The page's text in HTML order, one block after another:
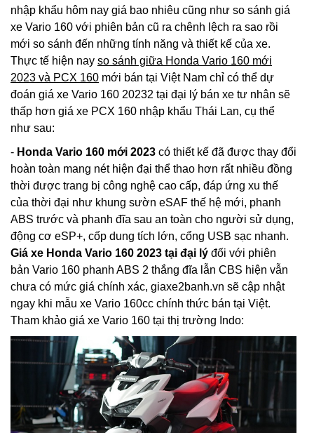
nhập khẩu hôm nay giá bao nhiêu cũng như so sánh giá
xe Vario 160 với phiên bản cũ ra chênh lệch ra sao rồi
mới so sánh đến những tính năng và thiết kế của xe.
Thực tế hiện nay so sánh giữa Honda Vario 160 mới
2023 và PCX 160 mới bán tại Việt Nam chỉ có thể dự
đoán giá xe Vario 160 20232 tại đại lý bán xe tư nhân sẽ
thấp hơn giá xe PCX 160 nhập khẩu Thái Lan, cụ thể
như sau:
- Honda Vario 160 mới 2023 có thiết kế đã được thay đổi
hoàn toàn mang nét hiện đại thể thao hơn rất nhiều đồng
thời được trang bị công nghệ cao cấp, đáp ứng xu thế
của thời đại như khung sườn eSAF thế hệ mới, phanh
ABS trước và phanh đĩa sau an toàn cho người sử dụng,
động cơ eSP+, cốp dung tích lớn, cổng USB sạc nhanh.
Giá xe Honda Vario 160 2023 tại đại lý đối với phiên
bản Vario 160 phanh ABS 2 thắng đĩa lẫn CBS hiện vẫn
chưa có mức giá chính xác, giaxe2banh.vn sẽ cập nhật
ngay khi mẫu xe Vario 160cc chính thức bán tại Việt.
Tham khảo giá xe Vario 160 tại thị trường Indo: